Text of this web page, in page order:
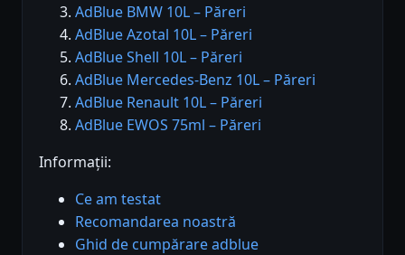
AdBlue BMW 10L – Păreri
AdBlue Azotal 10L – Păreri
AdBlue Shell 10L – Păreri
AdBlue Mercedes-Benz 10L – Păreri
AdBlue Renault 10L – Păreri
AdBlue EWOS 75ml – Păreri
Informații:
Ce am testat
Recomandarea noastră
Ghid de cumpărare adblue